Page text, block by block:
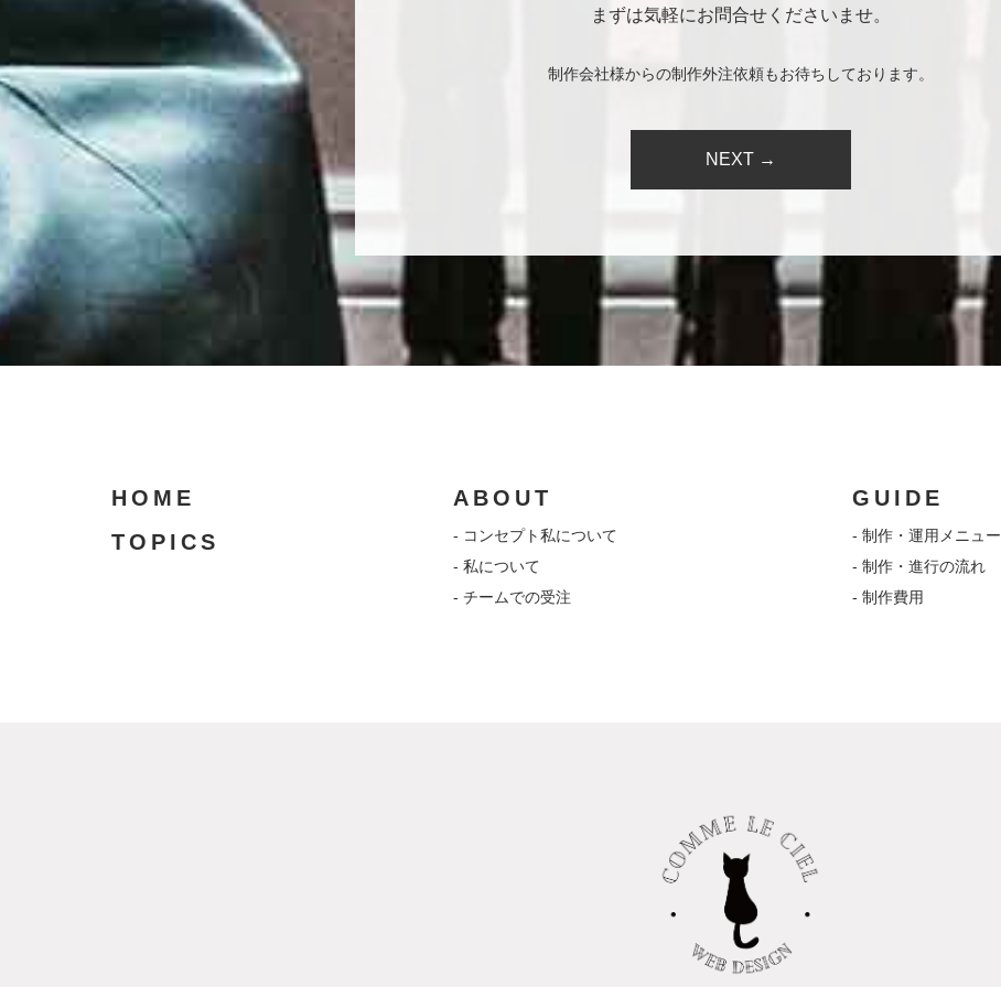
まずは気軽にお問合せくださいませ。
制作会社様からの制作外注依頼もお待ちしております。
NEXT →
HOME
TOPICS
ABOUT
- コンセプト私について
- 私について
- チームでの受注
GUIDE
- 制作・運用メニュー
- 制作・進行の流れ
- 制作費用